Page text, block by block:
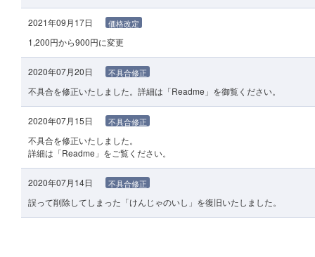
2021年09月17日 価格改定
1,200円から900円に変更
2020年07月20日 不具合修正
不具合を修正いたしました。詳細は「Readme」を御覧ください。
2020年07月15日 不具合修正
不具合を修正いたしました。
詳細は「Readme」をご覧ください。
2020年07月14日 不具合修正
誤って削除してしまった「けんじゃのいし」を復旧いたしました。